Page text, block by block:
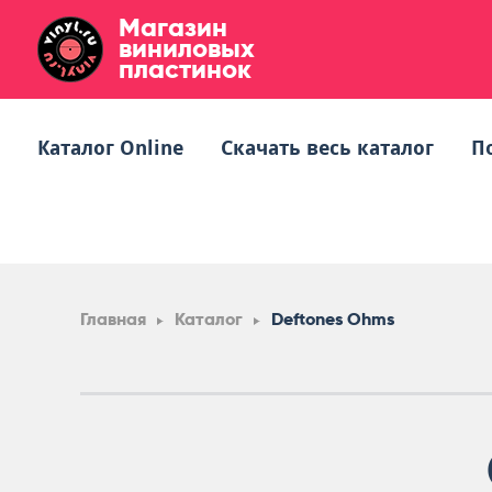
Магазин
виниловых
пластинок
Каталог Online Скачать весь каталог
Главная Каталог Deftones Ohms